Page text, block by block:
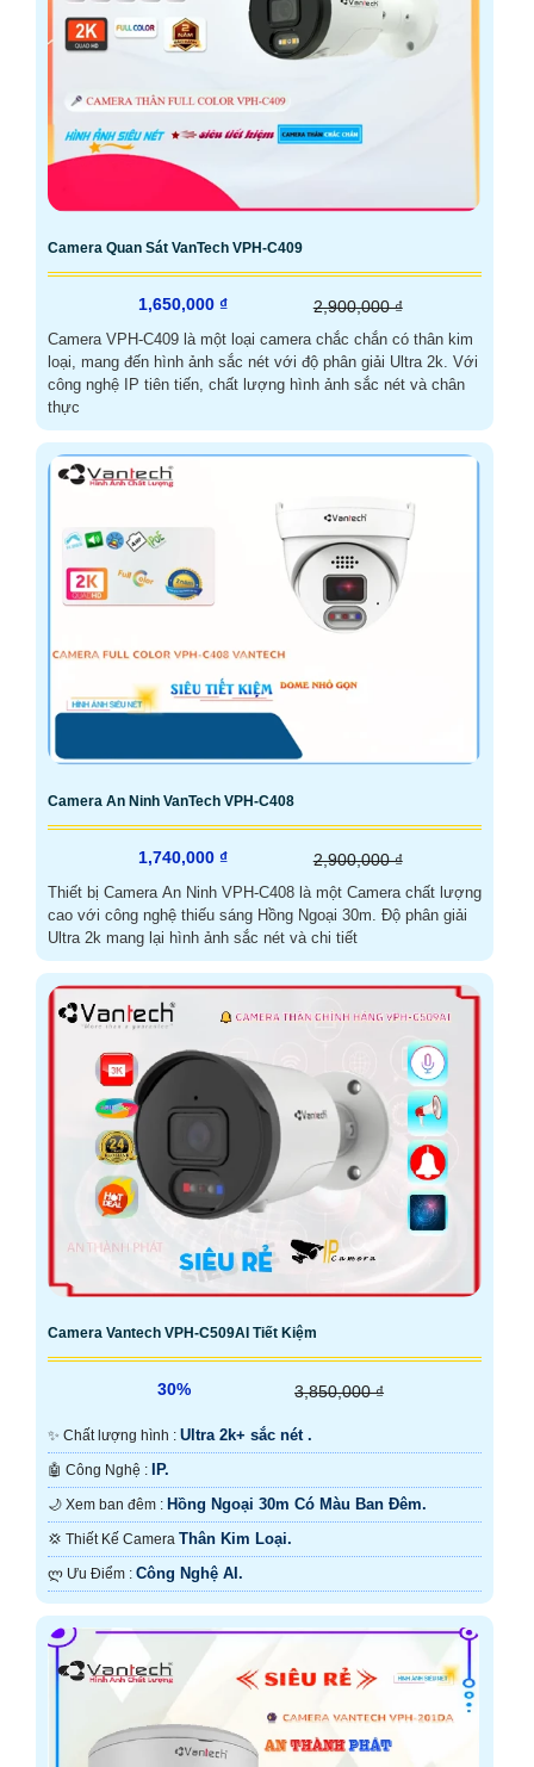
Camera Quan Sát VanTech VPH-C409
1,650,000 ₫ 2,900,000 ₫
Camera VPH-C409 là một loại camera chắc chắn có thân kim
loại, mang đến hình ảnh sắc nét với độ phân giải Ultra 2k. Với
công nghệ IP tiên tiến, chất lượng hình ảnh sắc nét và chân
thực
Camera An Ninh VanTech VPH-C408
1,740,000 ₫ 2,900,000 ₫
Thiết bị Camera An Ninh VPH-C408 là một Camera chất lượng
cao với công nghệ thiếu sáng Hồng Ngoại 30m. Độ phân giải
Ultra 2k mang lại hình ảnh sắc nét và chi tiết
Camera Vantech VPH-C509AI Tiết Kiệm
30% 3,850,000 ₫
✨ Chất lượng hình : Ultra 2k+ sắc nét .
🤖️ Công Nghệ : IP.
🌙 Xem ban đêm : Hồng Ngoại 30m Có Màu Ban Đêm.
💢 Thiết Kế Camera Thân Kim Loại.
️ლ Ưu Điểm : Công Nghệ AI.